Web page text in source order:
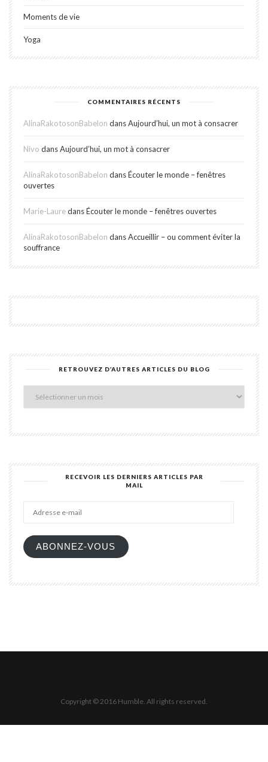
Moments de vie
Yoga
COMMENTAIRES RÉCENTS
AlinaRakotosonBabelon dansAujourd’hui, un mot à consacrer
Nivo dansAujourd’hui, un mot à consacrer
AlinaRakotosonBabelon dansÉcouter le monde – fenêtres
ouvertes
Marie-LauredansÉcouter le monde – fenêtres ouvertes
AlinaRakotosonBabelon dansAccueillir – ou comment éviter la
souffrance
RETROUVEZ D’AUTRES ARTICLES DU BLOG
blog
RECEVOIR LES DERNIERS ARTICLES PAR
MAIL
mail
ABONNEZ-VOUS
Copyright © 2016 Humble. All rights reserved.